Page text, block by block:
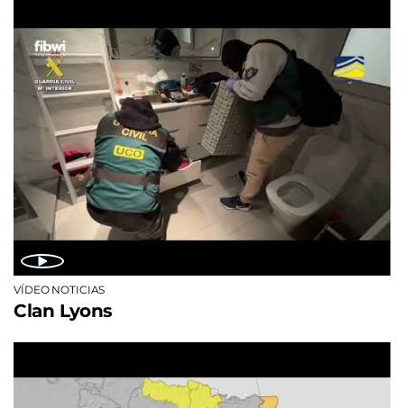
VÍDEO NOTICIAS
Clan Lyons